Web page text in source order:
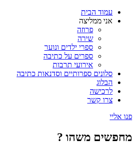
עמוד הבית
אני ממליצה
פרוזה
שירה
ספרי ילדים ונוער
ספרים על כתיבה
אירועי תרבות
סלונים ספרותיים וסדנאות כתיבה
הבלוג
לרכישה
צרו קשר
פנו אליי
מחפשים משהו ?